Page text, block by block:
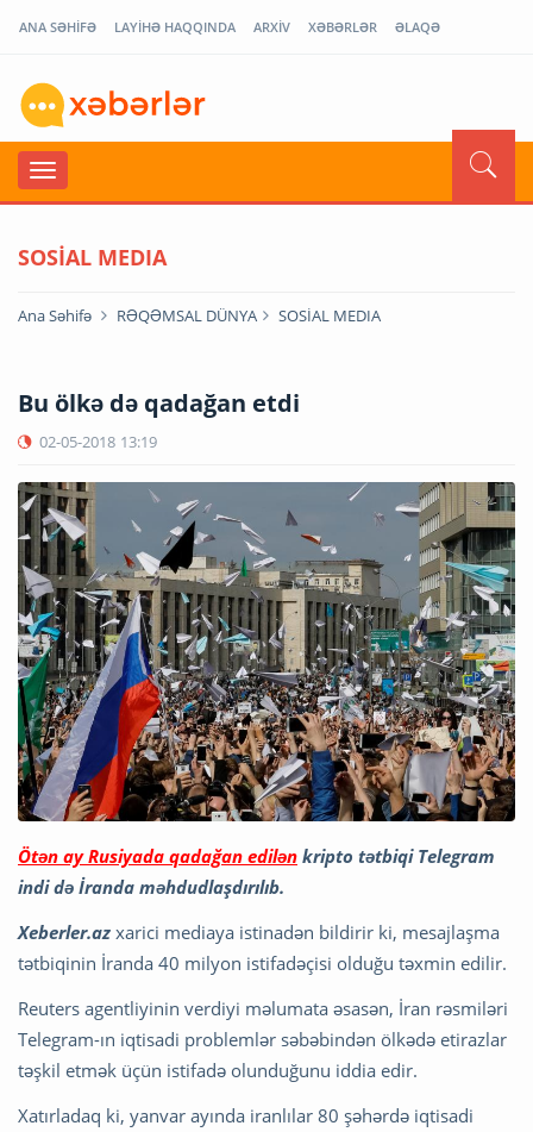
ANA SƏHİFƏ LAYİHƏ HAQQINDA ARXİV XƏBƏRLƏR ƏLAQƏ
SOSİAL MEDIA
Ana Səhifə RƏQƏMSAL DÜNYA SOSİAL MEDIA
Bu ölkə də qadağan etdi
02-05-2018 13:19
Ötən ay Rusiyada qadağan edilən kripto tətbiqi Telegram
indi də İranda məhdudlaşdırılıb.
Xeberler.az xarici mediaya istinadən bildirir ki, mesajlaşma
tətbiqinin İranda 40 milyon istifadəçisi olduğu təxmin edilir.
Reuters agentliyinin verdiyi məlumata əsasən, İran rəsmiləri
Telegram-ın iqtisadi problemlər səbəbindən ölkədə etirazlar
təşkil etmək üçün istifadə olunduğunu iddia edir.
Xatırladaq ki, yanvar ayında iranlılar 80 şəhərdə iqtisadi